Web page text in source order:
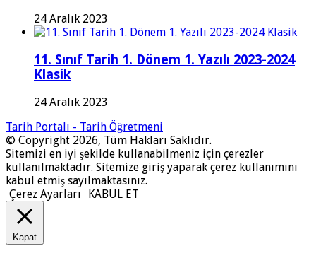
24 Aralık 2023
11. Sınıf Tarih 1. Dönem 1. Yazılı 2023-2024
Klasik
24 Aralık 2023
Tarih Portalı - Tarih Öğretmeni
© Copyright 2026, Tüm Hakları Saklıdır.
Sitemizi en iyi şekilde kullanabilmeniz için çerezler
kullanılmaktadır. Sitemize giriş yaparak çerez kullanımını
kabul etmiş sayılmaktasınız.
Çerez Ayarları
KABUL ET
Kapat